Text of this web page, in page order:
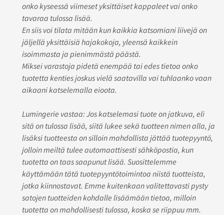
onko kyseessä viimeset yksittäiset kappaleet vai onko
tavaraa tulossa lisää.
En siis voi tilata mitään kun kaikkia katsomiani liivejä on
jäljellä yksittäisiä hajakokoja, yleensä kaikkein
isoimmasta ja pienimmästä päästä.
Miksei varastoja pidetä enempää tai edes tietoa onko
tuotetta kenties joskus vielä saatavilla vai tuhlaanko vaan
aikaani katselemalla eioota.
Lumingerie vastaa: Jos katselemasi tuote on jatkuva, eli
sitä on tulossa lisää, siitä lukee sekä tuotteen nimen alla, ja
lisäksi tuotteesta on silloin mahdollista jättää tuotepyyntö,
jolloin meiltä tulee automaattisesti sähköpostia, kun
tuotetta on taas saapunut lisää. Suosittelemme
käyttämään tätä tuotepyyntötoimintoa niistä tuotteista,
jotka kiinnostavat. Emme kuitenkaan valitettavasti pysty
satojen tuotteiden kohdalle lisäämään tietoa, milloin
tuotetta on mahdollisesti tulossa, koska se riippuu mm.